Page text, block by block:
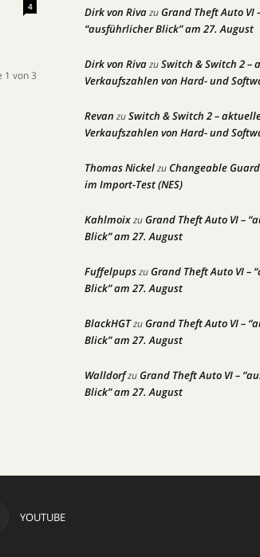
4
1 von 3
Dirk von RivazuGrand Theft Auto VI
“ausführlicher Blick” am 27. August
Dirk von RivazuSwitch & Switch 2 –
Verkaufszahlen von Hard- und
Revan zuSwitch & Switch 2 –
Verkaufszahlen von Hard- und
Thomas NickelzuChangeable
im Import-Test (NES)
KahlmoixzuGrand Theft Auto VI –
Blick” am 27. August
FuffelpupszuGrand Theft Auto VI –
Blick” am 27. August
BlackHGTzuGrand Theft Auto VI –
Blick” am 27. August
WalldorfzuGrand Theft Auto VI –
Blick” am 27. August
YOUTUBE